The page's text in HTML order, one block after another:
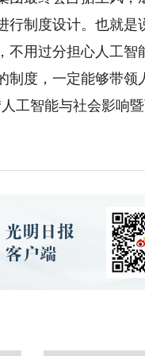
行制度设计。也就
不用过分担心人工
制度，一定能够带
智能与社会影响暨